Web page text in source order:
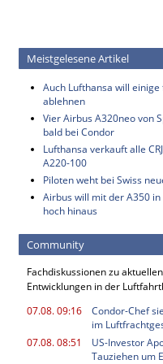
Meistgelesene Artikel
Auch Lufthansa will
ablehnen
Vier Airbus A320neo von
bald bei Condor
Lufthansa verkauft alle
A220-100
Piloten weht bei Swiss
Airbus will mit der A350
hoch hinaus
Community
Fachdiskussionen zu
Entwicklungen in der
07.08. 09:16
Condor-Chef
im
07.08. 08:51
US-Investor
Tauziehen um